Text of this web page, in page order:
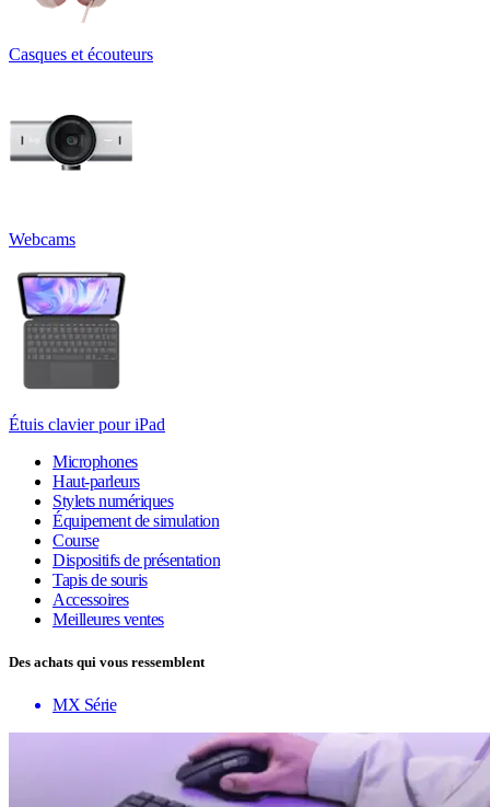
Casques et écouteurs
Webcams
Étuis clavier pour iPad
Microphones
Haut-parleurs
Stylets numériques
Équipement de simulation
Course
Dispositifs de présentation
Tapis de souris
Accessoires
Meilleures ventes
Des achats qui vous ressemblent
MX Série